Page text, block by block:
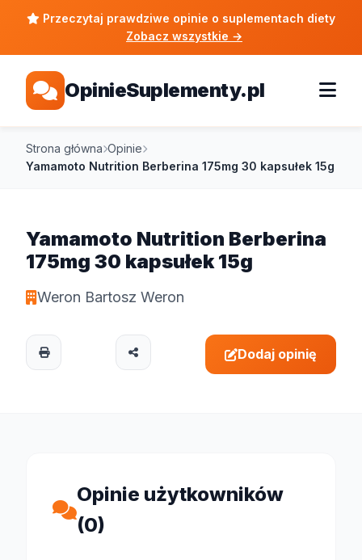
Przeczytaj prawdziwe opinie o suplementach diety
Zobacz wszystkie →
OpinieSuplementy.pl
Strona główna Opinie
Yamamoto Nutrition Berberina 175mg 30 kapsułek 15g
Yamamoto Nutrition Berberina
175mg 30 kapsułek 15g
Weron Bartosz Weron
Dodaj opinię
Opinie użytkowników
(0)